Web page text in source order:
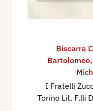
Biscarra
Bartolomeo,
I Fratelli
Torino Lit. F.lli